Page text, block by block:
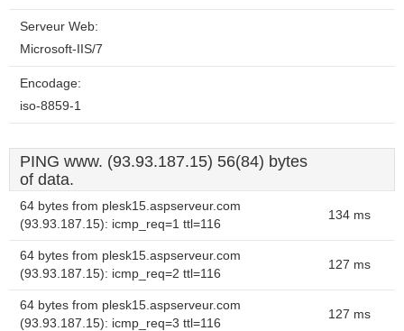
Serveur Web:
Microsoft-IIS/7
Encodage:
iso-8859-1
PING www. (93.93.187.15) 56(84) bytes
of data.
64 bytes from plesk15.aspserveur.com
(93.93.187.15): icmp_req=1 ttl=116
134 ms
64 bytes from plesk15.aspserveur.com
(93.93.187.15): icmp_req=2 ttl=116
127 ms
64 bytes from plesk15.aspserveur.com
(93.93.187.15): icmp_req=3 ttl=116
127 ms